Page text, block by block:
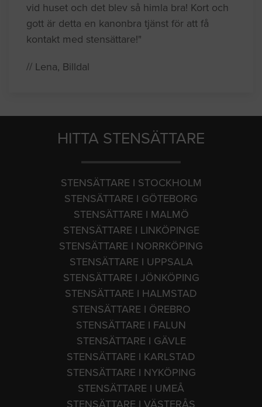
vid huset och det blev så himla bra! Kort och
gott är detta en kanonbra tjänst för att få
kontakt med stensättare!"
// Lena, Billdal
HITTA STENSÄTTARE
STENSÄTTARE I STOCKHOLM
STENSÄTTARE I GÖTEBORG
STENSÄTTARE I MALMÖ
STENSÄTTARE I LINKÖPINGE
STENSÄTTARE I NORRKÖPING
STENSÄTTARE I UPPSALA
STENSÄTTARE I JÖNKÖPING
STENSÄTTARE I HALMSTAD
STENSÄTTARE I ÖREBRO
STENSÄTTARE I FALUN
STENSÄTTARE I GÄVLE
STENSÄTTARE I KARLSTAD
STENSÄTTARE I NYKÖPING
STENSÄTTARE I UMEÅ
STENSÄTTARE I VÄSTERÅS